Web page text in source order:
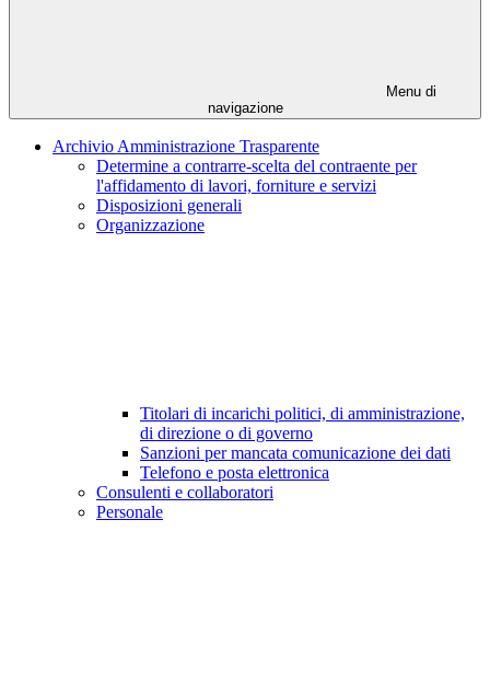
Menu di
navigazione
Archivio Amministrazione Trasparente
Determine a contrarre-scelta del contraente per
l'affidamento di lavori, forniture e servizi
Disposizioni generali
Organizzazione
Titolari di incarichi politici, di amministrazione,
di direzione o di governo
Sanzioni per mancata comunicazione dei dati
Telefono e posta elettronica
Consulenti e collaboratori
Personale